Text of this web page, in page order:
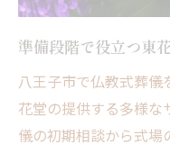
東花堂 お葬
24時間対応
経験豊富な
家族葬・直
葬儀後の手
準備段階で役立つ東
八王子市で仏教式葬儀
花堂の提供する多様な
儀の初期相談から式